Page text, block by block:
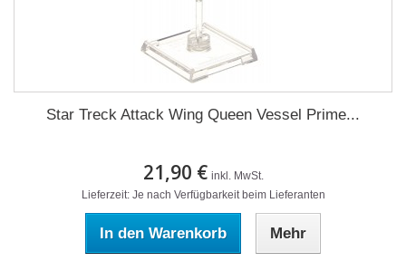
Star Treck Attack Wing Queen Vessel Prime...
21,90 € inkl. MwSt.
Lieferzeit: Je nach Verfügbarkeit beim Lieferanten
In den Warenkorb Mehr